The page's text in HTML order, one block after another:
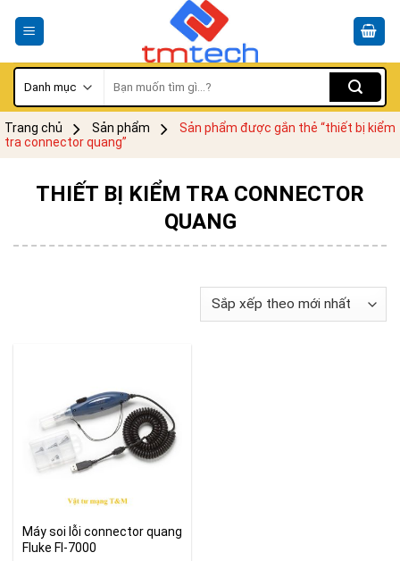
kiếm:
Trang chủ Sản phẩm
Sản phẩm được gắn thẻ “thiết bị kiểm
tra connector quang”
THIẾT BỊ KIỂM TRA CONNECTOR
QUANG
Máy soi lỗi connector quang
Fluke FI-7000